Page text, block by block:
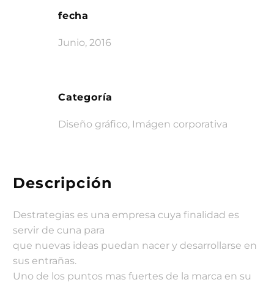
fecha
Junio, 2016
Categoría
Diseño gráfico, Imágen corporativa
Descripción
Destrategias es una empresa cuya finalidad es
servir de cuna para
que nuevas ideas puedan nacer y desarrollarse en
sus entrañas.
Uno de los puntos mas fuertes de la marca en su